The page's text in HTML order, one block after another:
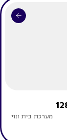
מערכת בית ונוי